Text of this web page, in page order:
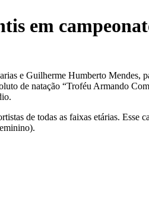
em
e Guilherme Humberto
de natação “Troféu Armando
de todas as faixas etárias. Esse